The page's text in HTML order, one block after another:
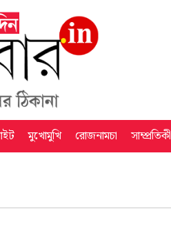
মুখোমুখি রোজনামচা সাম্প্রতিকী